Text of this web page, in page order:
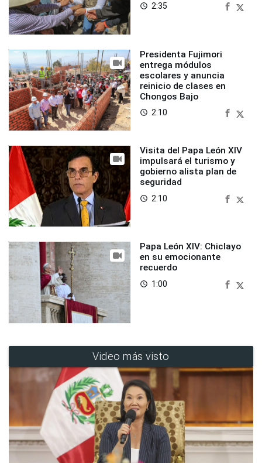
access_time 2:35
Presidenta Fujimori
entrega módulos
escolares y anuncia
reinicio de clases en
Chongos Bajo
access_time 2:10
Visita del Papa León XIV
impulsará el turismo y
gobierno alista plan de
seguridad
access_time 2:10
Papa León XIV: Chiclayo
en su emocionante
recuerdo
access_time 1:00
Video más visto